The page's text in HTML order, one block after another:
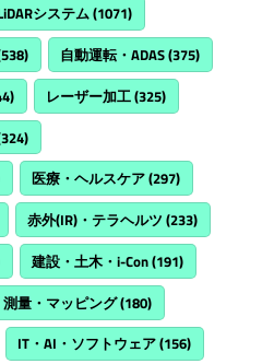
システム(1071)
自動運転・ADAS(375)
レーザー加工(325)
医療・ヘルスケア(297)
赤外(IR)・テラヘルツ (233)
建設・土木・i-Con(191)
測量・マッピング(180)
IT・AI・ソフトウェア(156)